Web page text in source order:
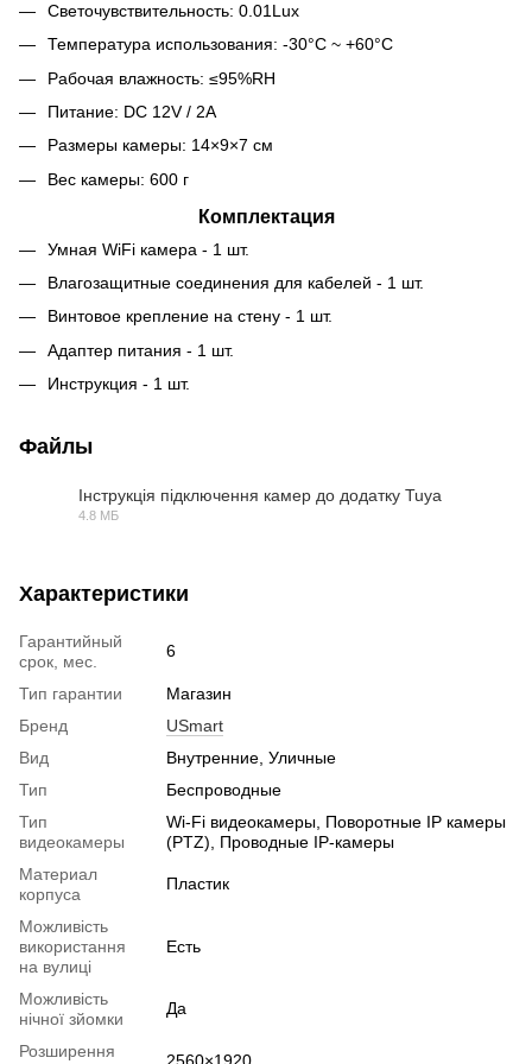
Светочувствительность: 0.01Lux
Температура использования: -30°С ~ +60°С
Рабочая влажность: ≤95%RH
Питание: DC 12V / 2A
Размеры камеры: 14×9×7 см
Вес камеры: 600 г
Комплектация
Умная WiFi камера - 1 шт.
Влагозащитные соединения для кабелей - 1 шт.
Винтовое крепление на стену - 1 шт.
Адаптер питания - 1 шт.
Инструкция - 1 шт.
Файлы
Інструкція підключення камер до додатку Tuya
4.8 МБ
Характеристики
Гарантийный
срок, мес.
6
Тип гарантии
Магазин
Бренд
USmart
Вид
Внутренние, Уличные
Тип
Беспроводные
Тип
видеокамеры
Wi-Fi видеокамеры, Поворотные IP камеры
(PTZ), Проводные IP-камеры
Материал
корпуса
Пластик
Можливість
використання
на вулиці
Есть
Можливість
нічної зйомки
Да
Розширення